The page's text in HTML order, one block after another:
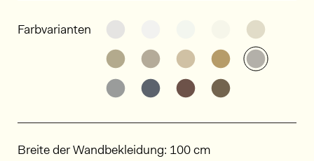
Farbvarianten Weitere Varianten entdecken:
Weitere Varianten
Weitere Varianten
Weitere
Weitere Varianten entdecken:
Weitere Varianten
Weitere Varianten
WeitereWeitere
Weitere Varianten entdecken:
Weitere Varianten
Weitere Varianten
Abmessungen
Breite der Wandbekleidung: 100 cm